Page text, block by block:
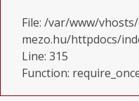
File: /var/www/
mezo.hu/httpdocs/
Line: 315
Function: